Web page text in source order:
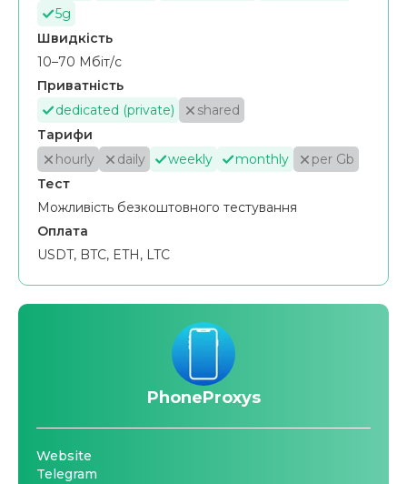
5g
Швидкість
10–70 Мбіт/с
Приватність
dedicated (private)
shared
Тарифи
hourly
daily weekly monthly
per Gb
Тест
Можливість безкоштовного тестування
Оплата
USDT, BTC, ETH, LTC
PhoneProxys
Website
Telegram